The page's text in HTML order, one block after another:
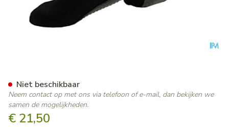
€ 21,50
Niet beschikbaar
Neem contact op met ons via telefoon of e-mail, dan bekijken we
samen de mogelijkheden.